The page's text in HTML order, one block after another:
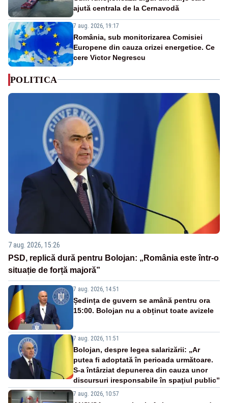
ajută centrala de la Cernavodă
7 aug. 2026, 19:17
România, sub monitorizarea Comisiei
Europene din cauza crizei energetice. Ce
cere Victor Negrescu
POLITICA
7 aug. 2026, 15:26
PSD, replică dură pentru Bolojan: „România este într-o
situație de forță majoră”
7 aug. 2026, 14:51
Ședința de guvern se amână pentru ora
15:00. Bolojan nu a obținut toate avizele
7 aug. 2026, 11:51
Bolojan, despre legea salarizării: „Ar
putea fi adoptată în perioada următoare.
S-a întârziat depunerea din cauza unor
discursuri iresponsabile în spaţiul public”
7 aug. 2026, 10:57